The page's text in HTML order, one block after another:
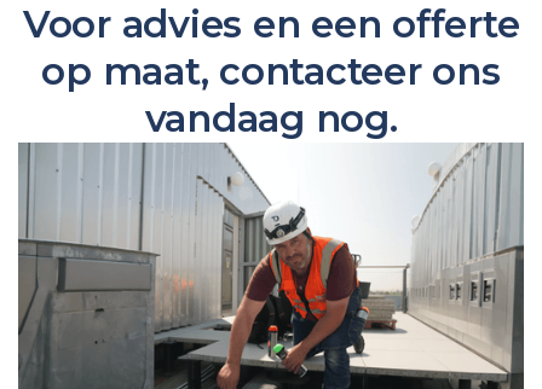
Voor advies en een offerte
op maat, contacteer ons
vandaag nog.